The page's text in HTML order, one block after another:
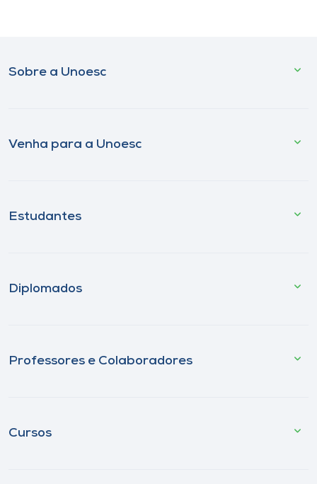
Sobre a Unoesc
Venha para a Unoesc
Estudantes
Diplomados
Professores e Colaboradores
Cursos